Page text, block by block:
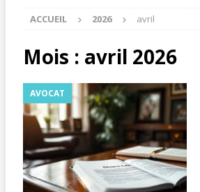
ACCUEIL 2026 avril
Mois : avril 2026
AVOCAT